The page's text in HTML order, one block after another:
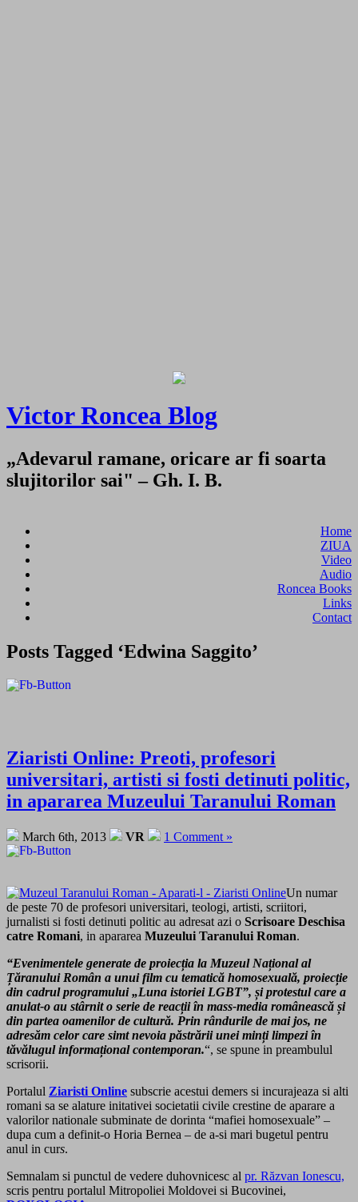
Victor Roncea Blog
„Adevarul ramane, oricare ar fi soarta
slujitorilor sai" – Gh. I. B.
Home
ZIUA
Video
Audio
Roncea Books
Links
Contact
Posts Tagged ‘Edwina Saggito’
Ziaristi Online: Preoti, profesori
universitari, artisti si fosti detinuti politic,
in apararea Muzeului Taranului Roman
March 6th, 2013 VR 1 Comment »
Un numar
de peste 70 de profesori universitari, teologi, artisti, scriitori,
jurnalisti si fosti detinuti politic au adresat azi o Scrisoare Deschisa
catre Romani, in apararea Muzeului Taranului Roman.
“Evenimentele generate de proiecția la Muzeul Național al
Țăranului Român a unui film cu tematică homosexuală, proiecție
din cadrul programului„Luna istoriei LGBT”, și protestul care a
anulat-o au stârnit o serie de reacții în mass-media românească și
din partea oamenilor de cultură. Prin rândurile de mai jos, ne
adresăm celor care simt nevoia păstrării unei minți limpezi în
tăvălugul informațional contemporan.“, se spune in preambulul
scrisorii.
Portalul Ziaristi Online subscrie acestui demers si incurajeaza si alti
romani sa se alature initativei societatii civile crestine de aparare a
valorilor nationale subminate de dorinta “mafiei homosexuale” –
dupa cum a definit-o Horia Bernea – de a-si mari bugetul pentru
anul in curs.
Semnalam si punctul de vedere duhovnicesc al pr. Răzvan Ionescu,
scris pentru portalul Mitropoliei Moldovei si Bucovinei,